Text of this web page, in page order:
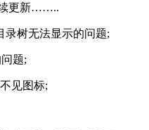
更新……..
树无法显示的问题;
题;
见图标;